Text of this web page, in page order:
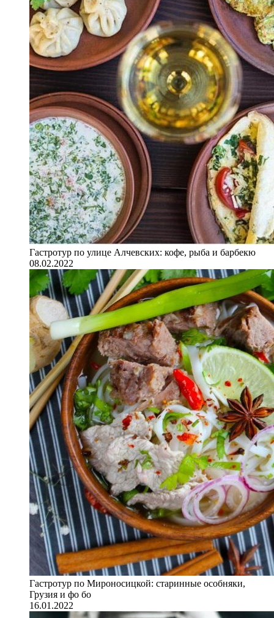
Гастротур по улице Алчевских: кофе, рыба и барбекю
08.02.2022
Гастротур по Мироносицкой: старинные особняки,
Грузия и фо бо
16.01.2022